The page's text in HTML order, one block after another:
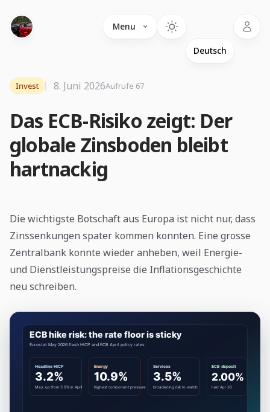
Menu
Das ECB-Risiko zeigt: Der
globale Zinsboden bleibt
hartnackig
Invest 8. Juni 2026Aufrufe 67
Die wichtigste Botschaft aus Europa ist nicht nur, dass
Zinssenkungen spater kommen konnten. Eine grosse
Zentralbank konnte wieder anheben, weil Energie-
und Dienstleistungspreise die Inflationsgeschichte
neu schreiben.